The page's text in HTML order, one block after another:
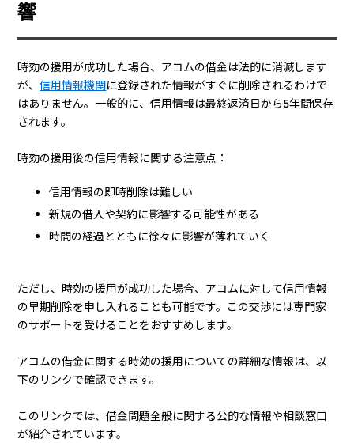
響
時効の援用が成功した場合、アコムの借金は法的に消滅します
が、信用情報機関に登録された情報がすぐに削除されるわけで
はありません。一般的に、信用情報は最終返済日から5年間保存
されます。
時効の援用後の信用情報に関する注意点：
信用情報の即時削除は難しい
新規の借入や契約に影響する可能性がある
時間の経過とともに徐々に影響が薄れていく
ただし、時効の援用が成功した場合、アコムに対して信用情報
の早期削除を申し入れることも可能です。この交渉には専門家
のサポートを受けることをおすすめします。
アコムの借金に関する時効の援用についての詳細な情報は、以
下のリンクで確認できます。
このリンクでは、借金問題全般に関する公的な情報や相談窓口
が紹介されています。